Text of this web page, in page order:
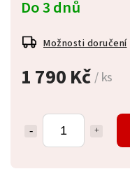
1 790 Kč/ ks
Do 3 dnů
Možnosti doručení